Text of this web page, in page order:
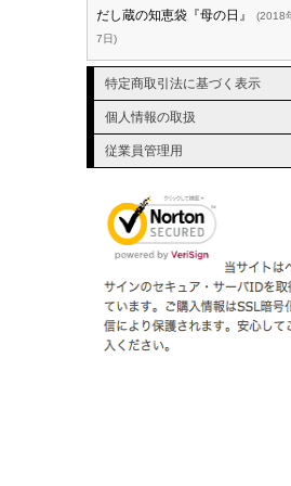
だし蔵の知恵袋『母の日』
2018
7日
特定商取引法に基づく表示
個人情報の取扱
従業員管理用